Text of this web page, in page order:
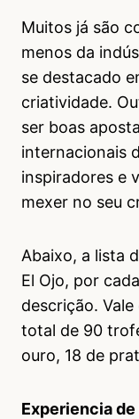
Muitos já são
menos da
se destacado
criatividade.
ser boas
internacionais
inspiradores e
mexer no seu
Abaixo, a lista
El Ojo, por
descrição.
total de 90
ouro, 18 de
Experiencia